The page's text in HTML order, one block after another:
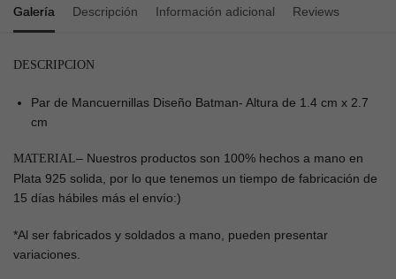
Galería Descripción Información adicional Reviews
DESCRIPCION
Par de Mancuernillas Diseño Batman- Altura de 1.4 cm x 2.7
cm
MATERIAL– Nuestros productos son 100% hechos a mano en
Plata 925 solida, por lo que tenemos un tiempo de fabricación de
15 días hábiles más el envío:)
*Al ser fabricados y soldados a mano, pueden presentar
variaciones.